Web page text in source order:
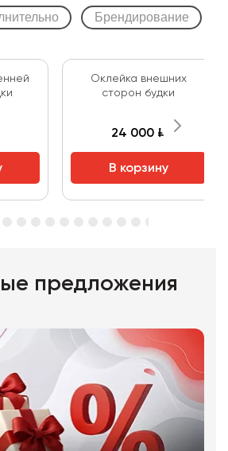
Брендирование
Оклейка внешних
сторон будки
24 000 ₽
В корзину
предложения